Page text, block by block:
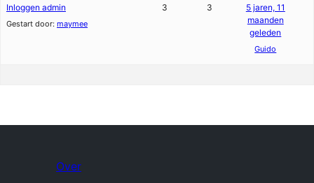
Inloggen admin
Gestart door: maymee
3 3
5 jaren, 11
maanden
geleden
Guido
Over